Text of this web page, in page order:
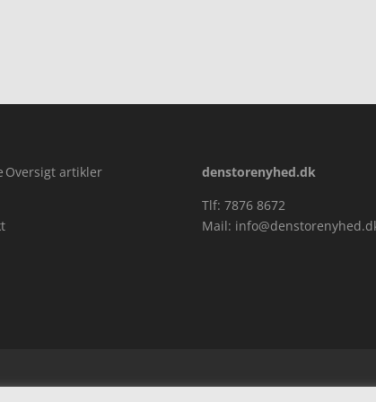
Oversigt artikler
denstorenyhed.dk
Tlf: 7876 8672
Mail: